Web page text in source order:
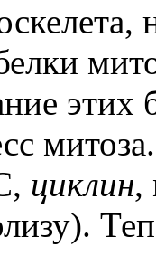
этих
циклин,